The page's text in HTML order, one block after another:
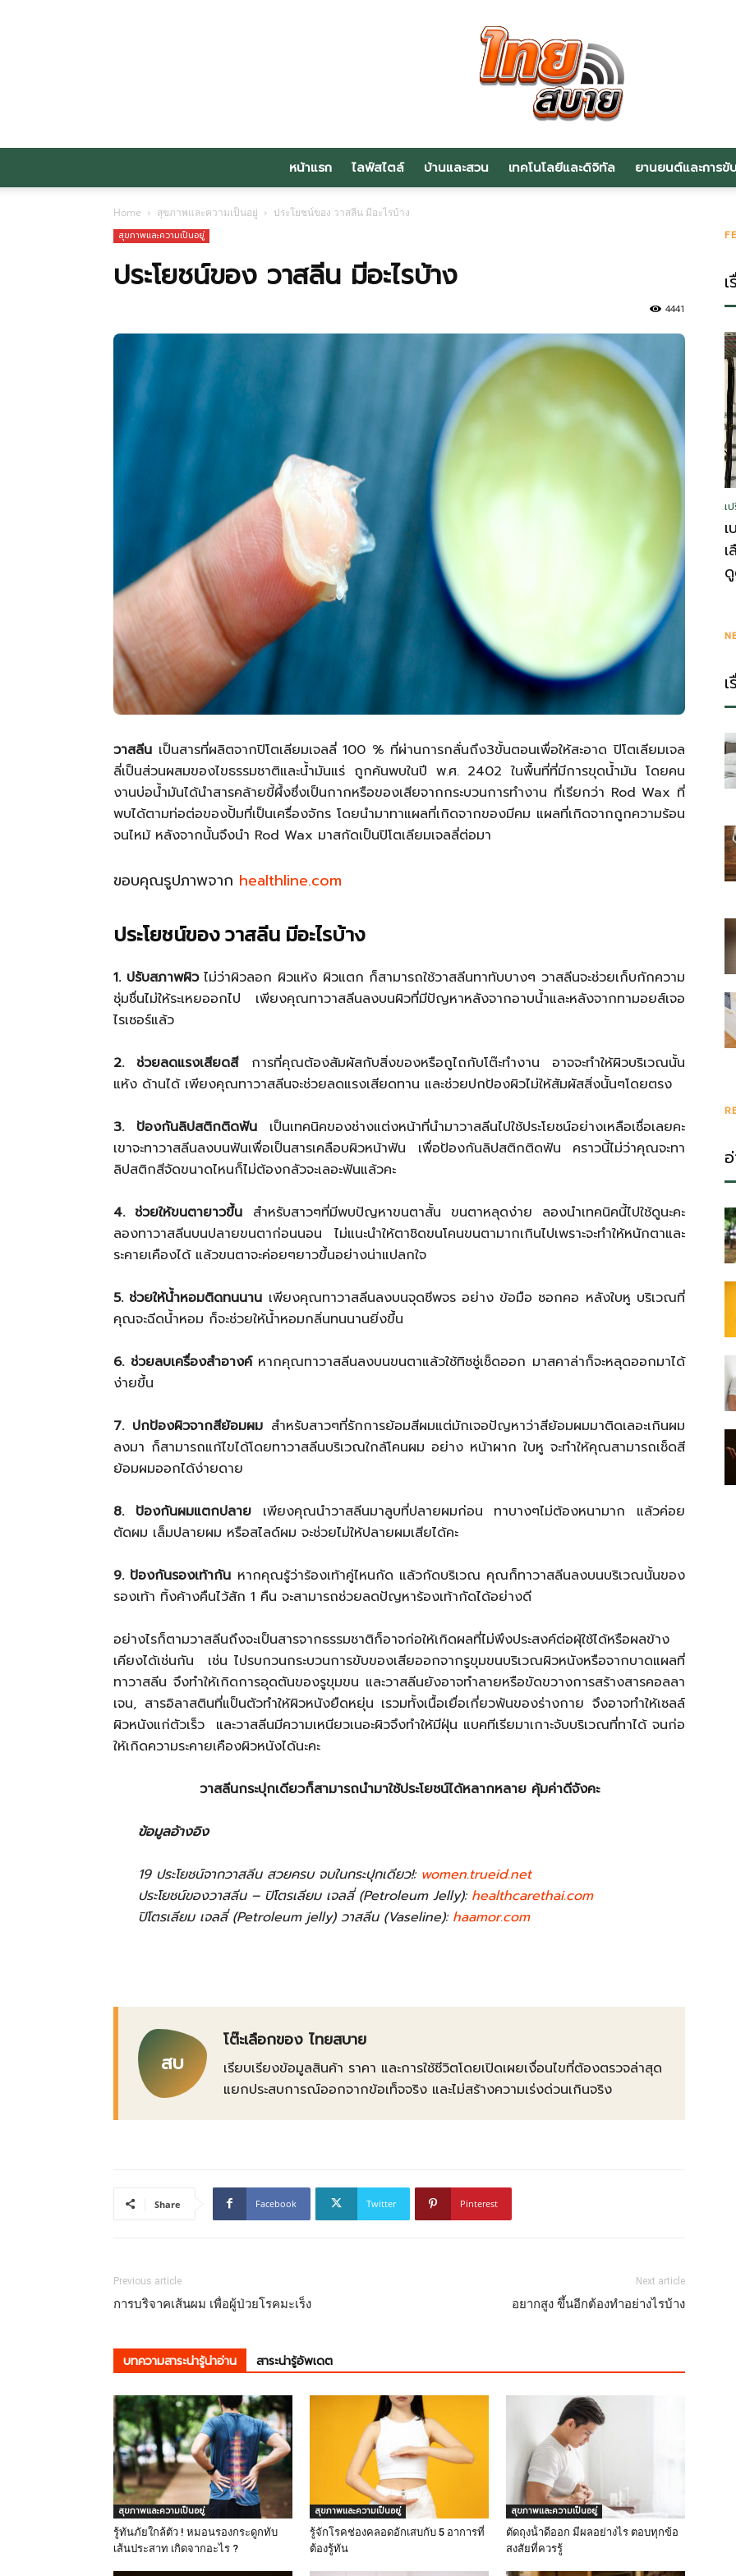
รู้
หน้าแรก ไลฟ์สไตล์ บ้านและสวน เทคโนโลยีและดิจิทัล ยานยนต์และการขั
Home สุขภาพและความเป็นอยู่ ประโยชน์ของ วาสลีน มีอะไรบ้าง
สุขภาพและความเป็นอยู่
ประโยชน์ของ วาสลีน มีอะไรบ้าง
4441
วาสลีน เป็นสารที่ผลิตจากปิโตเลียมเจลลี่ 100 % ที่ผ่านการกลั่นถึง3ขั้นตอนเพื่อให้สะอาด ปิโตเลียมเจล
ลี่เป็นส่วนผสมของไขธรรมชาติและน้ำมันแร่ ถูกค้นพบในปี พ.ศ. 2402 ในพื้นที่ที่มีการขุดน้ำมัน โดยคน
งานบ่อน้ำมันได้นำสารคล้ายขี้ผึ้งซึ่งเป็นกากหรือของเสียจากกระบวนการทำงาน ที่เรียกว่า Rod Wax ที่
พบได้ตามท่อต่อของปั้มที่เป็นเครื่องจักร โดยนำมาทาแผลที่เกิดจากของมีคม แผลที่เกิดจากถูกความร้อน
จนไหม้ หลังจากนั้นจึงนำ Rod Wax มาสกัดเป็นปิโตเลียมเจลลี่ต่อมา
ขอบคุณรูปภาพจาก healthline.com
ประโยชน์ของ วาสลีน มีอะไรบ้าง
1. ปรับสภาพผิวไม่ว่าผิวลอก ผิวแห้ง ผิวแตก ก็สามารถใช้วาสลีนทาทับบางๆ วาสลีนจะช่วยเก็บกักความ
ชุ่มชื่นไม่ให้ระเหยออกไป เพียงคุณทาวาสลีนลงบนผิวที่มีปัญหาหลังจากอาบน้ำและหลังจากทามอยส์เจอ
ไรเซอร์แล้ว
2. ช่วยลดแรงเสียดสีการที่คุณต้องสัมผัสกับสิ่งของหรือถูไถกับโต๊ะทำงาน อาจจะทำให้ผิวบริเวณนั้น
แห้ง ด้านได้ เพียงคุณทาวาสลีนจะช่วยลดแรงเสียดทาน และช่วยปกป้องผิวไม่ให้สัมผัสสิ่งนั้นๆโดยตรง
3. ป้องกันลิปสติกติดฟัน เป็นเทคนิคของช่างแต่งหน้าที่นำมาวาสลีนไปใช้ประโยชน์อย่างเหลือเชื่อเลยคะ
เขาจะทาวาสลีนลงบนฟันเพื่อเป็นสารเคลือบผิวหน้าฟัน เพื่อป้องกันลิปสติกติดฟัน คราวนี้ไม่ว่าคุณจะทา
ลิปสติกสีจัดขนาดไหนก็ไม่ต้องกลัวจะเลอะฟันแล้วคะ
4. ช่วยให้ขนตายาวขึ้น สำหรับสาวๆที่มีพบปัญหาขนตาสั้น ขนตาหลุดง่าย ลองนำเทคนิคนี้ไปใช้ดูนะคะ
ลองทาวาสลีนบนปลายขนตาก่อนนอน ไม่แนะนำให้ตาชิดขนโคนขนตามากเกินไปเพราะจะทำให้หนักตาและ
ระคายเคืองได้ แล้วขนตาจะค่อยๆยาวขึ้นอย่างน่าแปลกใจ
5. ช่วยให้น้ำหอมติดทนนาน เพียงคุณทาวาสลีนลงบนจุดชีพจร อย่าง ข้อมือ ซอกคอ หลังใบหู บริเวณที่
คุณจะฉีดน้ำหอม ก็จะช่วยให้น้ำหอมกลิ่นทนนานยิ่งขึ้น
6. ช่วยลบเครื่องสำอางค์หากคุณทาวาสลีนลงบนขนตาแล้วใช้ทิชชู่เช็ดออก มาสคาล่าก็จะหลุดออกมาได้
ง่ายขึ้น
7. ปกป้องผิวจากสีย้อมผม สำหรับสาวๆที่รักการย้อมสีผมแต่มักเจอปัญหาว่าสีย้อมผมมาติดเลอะเกินผม
ลงมา ก็สามารถแก้ไขได้โดยทาวาสลีนบริเวณใกล้โคนผม อย่าง หน้าผาก ใบหู จะทำให้คุณสามารถเช็ดสี
ย้อมผมออกได้ง่ายดาย
8. ป้องกันผมแตกปลายเพียงคุณนำวาสลีนมาลูบที่ปลายผมก่อน ทาบางๆไม่ต้องหนามาก แล้วค่อย
ตัดผม เล็มปลายผม หรือสไลด์ผม จะช่วยไม่ให้ปลายผมเสียได้คะ
9. ป้องกันรองเท้ากัน หากคุณรู้ว่าร้องเท้าคู่ไหนกัด แล้วกัดบริเวณ คุณก็ทาวาสลีนลงบนบริเวณนั้นของ
รองเท้า ทิ้งค้างคืนไว้สัก 1 คืน จะสามารถช่วยลดปัญหาร้องเท้ากัดได้อย่างดี
อย่างไรก็ตามวาสลีนถึงจะเป็นสารจากธรรมชาติก็อาจก่อให้เกิดผลที่ไม่พึงประสงค์ต่อผุ้ใช้ได้หรือผลข้าง
เคียงได้เช่นกัน เช่น ไปรบกวนกระบวนการขับของเสียออกจากรูขุมขนบริเวณผิวหนังหรือจากบาดแผลที่
ทาวาสลีน จึงทำให้เกิดการอุดตันของรูขุมขน และวาสลีนยังอาจทำลายหรือขัดขวางการสร้างสารคอลลา
เจน, สารอิลาสตินที่แป็นตัวทำให้ผิวหนังยืดหยุ่น เรวมทั้งเนื้อเยื่อเกี่ยวพันของร่างกาย จึงอาจทำให้เซลล์
ผิวหนังแก่ตัวเร็ว และวาสลีนมีความเหนียวเนอะผิวจึงทำให้มีฝุ่น แบคทีเรียมาเกาะจับบริเวณที่ทาได้ จนก่อ
ให้เกิดความระคายเคืองผิวหนังได้นะคะ
วาสลีนกระปุกเดียวก็สามารถนำมาใช้ประโยชน์ได้หลากหลาย คุ้มค่าดีจังคะ
ข้อมูลอ้างอิง
19 ประโยชน์จากวาสลีน สวยครบ จบในกระปุกเดียว!: women.trueid.net
ประโยชน์ของวาสลีน – ปิโตรเลียม เจลลี่ (Petroleum Jelly): healthcarethai.com
ปิโตรเลียม เจลลี่ (Petroleum jelly) วาสลีน (Vaseline): haamor.com
สบ
โต๊ะเลือกของ ไทยสบาย
เรียบเรียงข้อมูลสินค้า ราคา และการใช้ชีวิตโดยเปิดเผยเงื่อนไขที่ต้องตรวจล่าสุด
แยกประสบการณ์ออกจากข้อเท็จจริง และไม่สร้างความเร่งด่วนเกินจริง
Share Facebook Twitter Pinterest
Previous article
การบริจาคเส้นผม เพื่อผู้ป่วยโรคมะเร็ง
Next article
อยากสูง ขึ้นอีกต้องทำอย่างไรบ้าง
บทความสาระน่ารู้น่าอ่าน สาระน่ารู้อัพเดต
สุขภาพและความเป็นอยู่
รู้ทันภัยใกล้ตัว ! หมอนรองกระดูกทับ
เส้นประสาท เกิดจากอะไร ?
สุขภาพและความเป็นอยู่
รู้จักโรคช่องคลอดอักเสบกับ 5 อาการที่
ต้องรู้ทัน
สุขภาพและความเป็นอยู่
ตัดถุงน้ําดีออก มีผลอย่างไร ตอบทุกข้อ
สงสัยที่ควรรู้
เ